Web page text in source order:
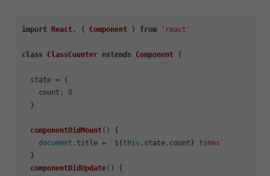
import React , { Component } from 'react'
class ClassCounter extends Component {
  state = {
count : 0
  }
componentDidMount( ) {
document . title = ` ${this .state.count} times`
  }
componentDidUpdate( ) {